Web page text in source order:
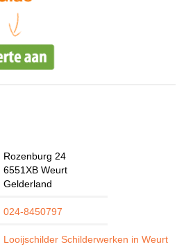
Rozenburg 24
6551XB Weurt
Gelderland
024-8450797
Looijschilder Schilderwerken in Weurt